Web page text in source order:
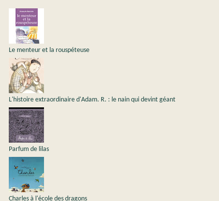
Le menteur et la rouspéteuse
L'histoire extraordinaire d'Adam. R. : le nain qui devint géant
Parfum de lilas
Charles à l'école des dragons